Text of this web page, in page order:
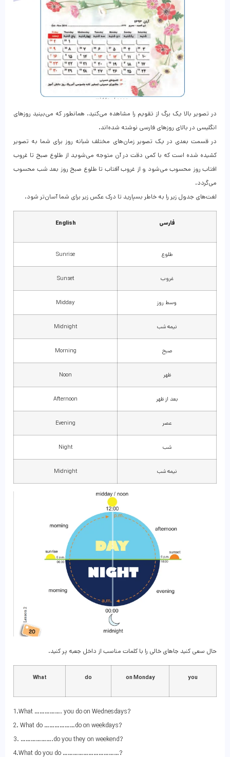
در تصویر بالا یک برگ از تقویم را مشاهده می‌کنید. همانطور که می‌بینید روزهای
انگلیسی در بالای روزهای فارسی نوشته شده‌اند.
در قسمت بعدی در یک تصویر زمان‌های مختلف شبانه روز برای شما به تصویر
کشیده شده است که با کمی دقت در آن متوجه می‌شوید از طلوع صبح تا غروب
افتاب روز محسوب می‌شود و از غروب آفتاب تا طلوع صبح روز بعد شب محسوب
می‌گردد.
لغت‌های جدول زیر را به خاطر بسپارید تا درک عکس زیر برای شما آسان‌تر شود.
فارسی English
طلوع Sunrise
غروب Sunset
وسط روز Midday
نیمه شب Midnight
صبح Morning
ظهر Noon
بعد از ظهر Afternoon
عصر Evening
شب Night
نیمه شب Midnight
حال سعی کنید جاهای خالی را با کلمات مناسب از داخل جعبه پر کنید.
you
on Monday
do
What
1.What ……………. you do on Wednesdays?
2. What do ………………do on weekdays?
3. ……………….do you they on weekend?
4.What do you do ……………………………?